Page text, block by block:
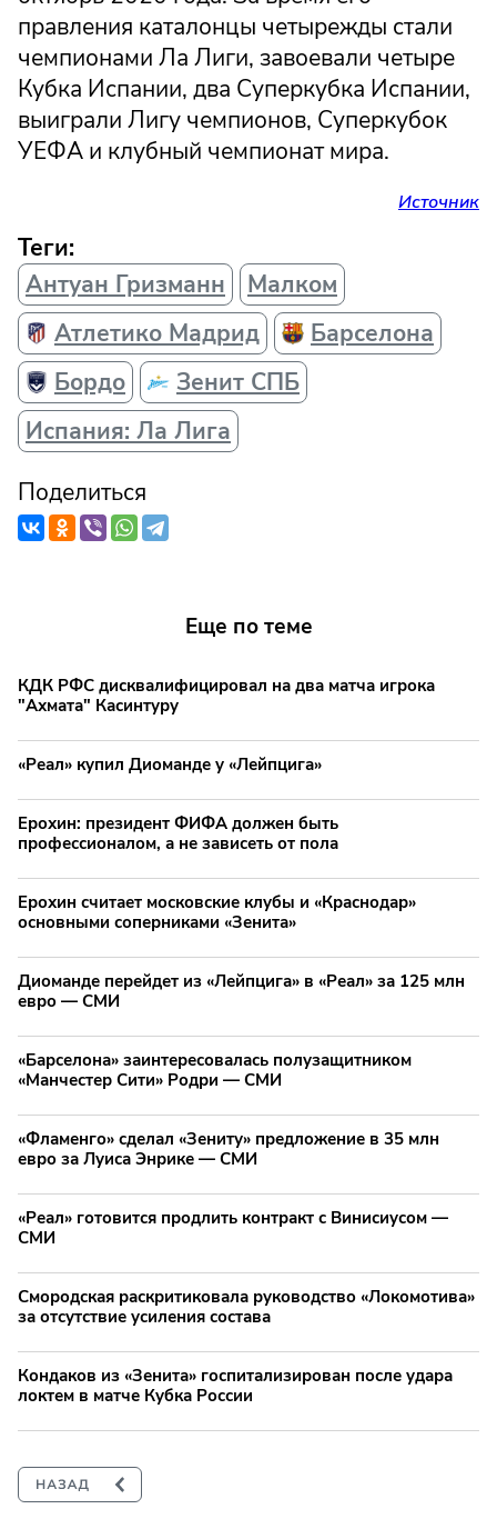
правления каталонцы четырежды стали
чемпионами Ла Лиги, завоевали четыре
Кубка Испании, два Суперкубка Испании,
выиграли Лигу чемпионов, Суперкубок
УЕФА и клубный чемпионат мира.
Источник
Теги:
Антуан Гризманн
Малком
Атлетико Мадрид
Барселона
Бордо
Зенит СПБ
Испания: Ла Лига
Поделиться
Еще по теме
КДК РФС дисквалифицировал на два матча игрока
"Ахмата" Касинтуру
«Реал» купил Диоманде у «Лейпцига»
Ерохин: президент ФИФА должен быть
профессионалом, а не зависеть от пола
Ерохин считает московские клубы и «Краснодар»
основными соперниками «Зенита»
Диоманде перейдет из «Лейпцига» в «Реал» за 125 млн
евро — СМИ
«Барселона» заинтересовалась полузащитником
«Манчестер Сити» Родри — СМИ
«Фламенго» сделал «Зениту» предложение в 35 млн
евро за Луиса Энрике — СМИ
«Реал» готовится продлить контракт с Винисиусом —
СМИ
Смородская раскритиковала руководство «Локомотива»
за отсутствие усиления состава
Кондаков из «Зенита» госпитализирован после удара
локтем в матче Кубка России